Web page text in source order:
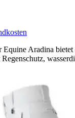
Equine Aradina